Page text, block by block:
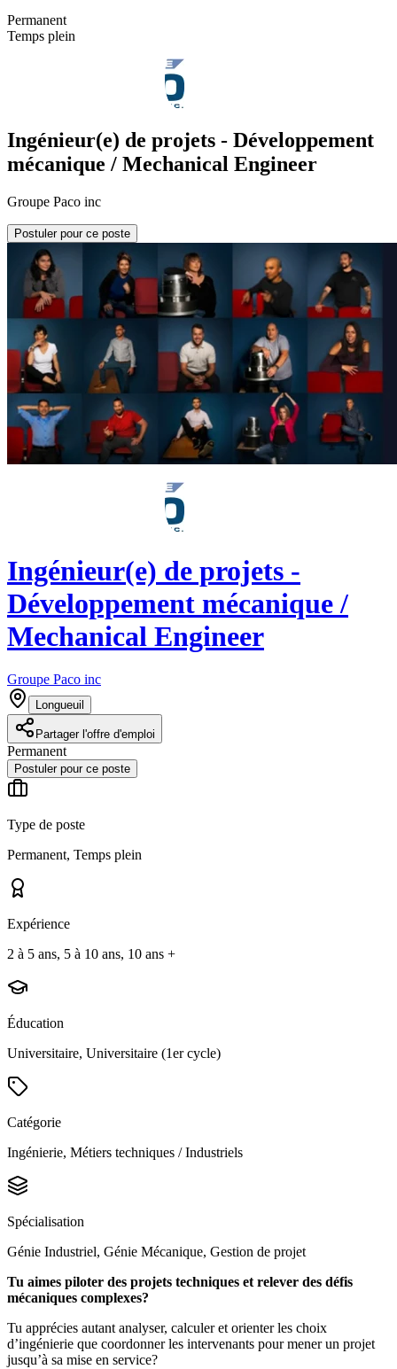
Permanent
Temps plein
Ingénieur(e) de projets - Développement
mécanique / Mechanical Engineer
Groupe Paco inc
Postuler pour ce poste
Ingénieur(e) de projets -
Développement mécanique /
Mechanical Engineer
Groupe Paco inc
Longueuil
Partager l'offre d'emploi
Permanent
Postuler pour ce poste
Type de poste
Permanent, Temps plein
Expérience
2 à 5 ans, 5 à 10 ans, 10 ans +
Éducation
Universitaire, Universitaire (1er cycle)
Catégorie
Ingénierie, Métiers techniques / Industriels
Spécialisation
Génie Industriel, Génie Mécanique, Gestion de projet
Tu aimes piloter des projets techniques et relever des défis
mécaniques complexes?
Tu apprécies autant analyser, calculer et orienter les choix
d’ingénierie que coordonner les intervenants pour mener un projet
jusqu’à sa mise en service?